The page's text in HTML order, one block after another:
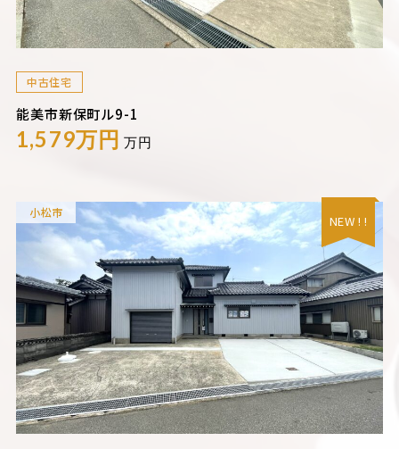
中古住宅
能美市新保町ル9-1
1,579万円 万円
小松市
NEW ! !